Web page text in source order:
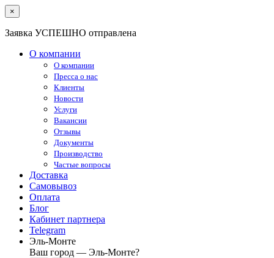
×
Заявка УСПЕШНО отправлена
О компании
О компании
Пресса о нас
Клиенты
Новости
Услуги
Вакансии
Отзывы
Документы
Производство
Частые вопросы
Доставка
Самовывоз
Оплата
Блог
Кабинет партнера
Telegram
Эль-Монте
Ваш город — Эль-Монте?